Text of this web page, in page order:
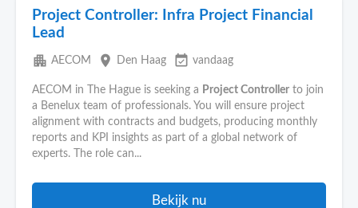
Project Controller: Infra Project Financial
Lead
apartment AECOM place Den Haag event_available vandaag
AECOM in The Hague is seeking a Project Controller to join
a Benelux team of professionals. You will ensure project
alignment with contracts and budgets, producing monthly
reports and KPI insights as part of a global network of
experts. The role can...
Bekijk nu